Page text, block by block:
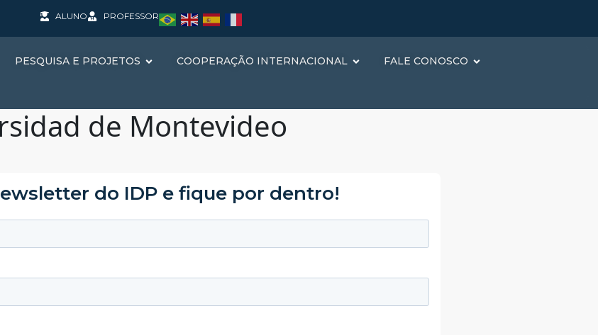
ALUNO PROFESSOR
PESQUISA E PROJETOS COOPERAÇÃO INTERNACIONAL FALE CONOSCO
de Montevideo
do IDP e fique por dentro!